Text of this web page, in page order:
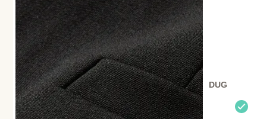
DUG